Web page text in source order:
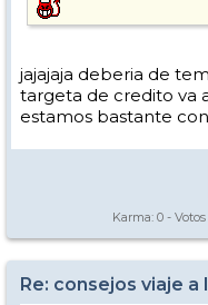
jajajaja deberia de
targeta de credito va
estamos bastante
Karma: 0 -
Re: consejos viaje